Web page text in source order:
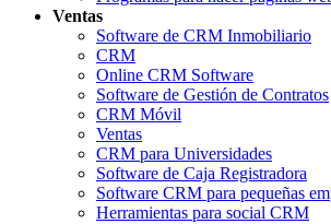
Ventas
Software de CRM Inmobiliario
CRM
Online CRM Software
Software de Gestión de Contratos
CRM Móvil
Ventas
CRM para Universidades
Software de Caja Registradora
Software CRM para pequeñas
Herramientas para social CRM